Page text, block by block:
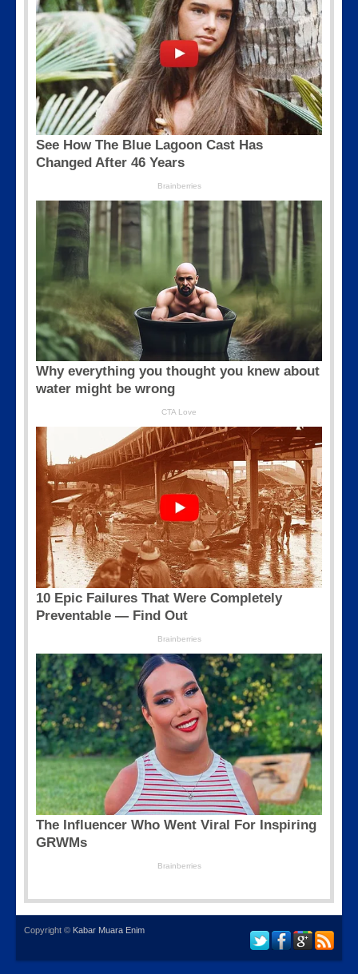
Copyright © Kabar Muara Enim